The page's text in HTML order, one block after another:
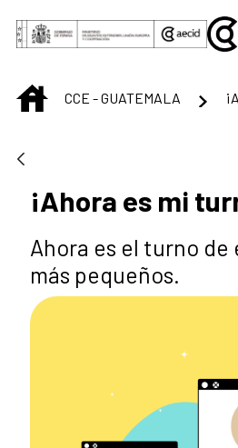
Saltar al contenido principal
INICIOCCE - GUATEMALA
¡Ahora es mi
Ahora es el turno de
más pequeños.